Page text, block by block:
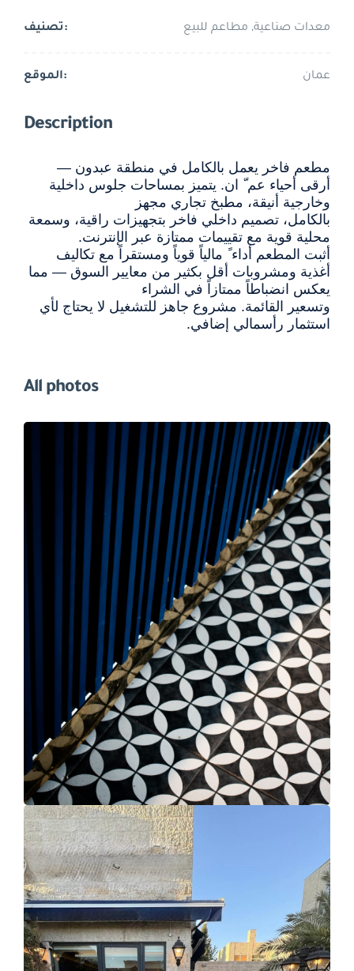
تصنيف: معدات صناعية, مطاعم للبيع
الموقع: عمان
Description
مطعم فاخر يعمل بالكامل في منطقة عبدون —
أرقى أحياء عم ّ ان. يتميز بمساحات جلوس داخلية
وخارجية أنيقة، مطبخ تجاري مجهز
بالكامل، تصميم داخلي فاخر بتجهيزات راقية، وسمعة
محلية قوية مع تقييمات ممتازة عبر الإنترنت.
أثبت المطعم أداء ً مالياً قوياً ومستقراً مع تكاليف
أغذية ومشروبات أقل بكثير من معايير السوق — مما
يعكس انضباطاً ممتازاً في الشراء
وتسعير القائمة. مشروع جاهز للتشغيل لا يحتاج لأي
استثمار رأسمالي إضافي.
All photos